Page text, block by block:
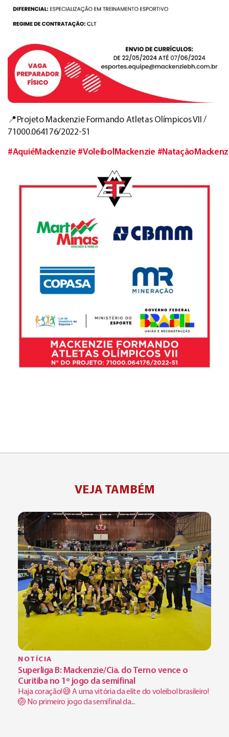
📍Projeto Mackenzie Formando Atletas Olímpicos VII /
71000.064176/2022-51
#AquiéMackenzie #VoleibolMackenzie
VEJA TAMBÉM
NOTÍCIA
Superliga B: Mackenzie/Cia. do Terno vence o
Curitiba no 1º jogo da semifinal
Haja coração!😅 A uma vitória da elite do voleibol brasileiro!
🏐 No primeiro jogo da semifinal da...